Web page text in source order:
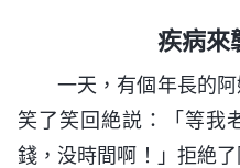
疾病來
一天，有個年長的
笑了笑回絶説：「等我
錢，没時間啊！」拒絶